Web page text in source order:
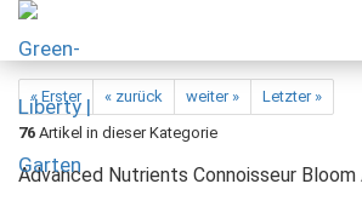
« Erster « zurück weiter »
Letzter »
76 Artikel in dieser Kategorie
Advanced Nutrients Connoisseur Bloom